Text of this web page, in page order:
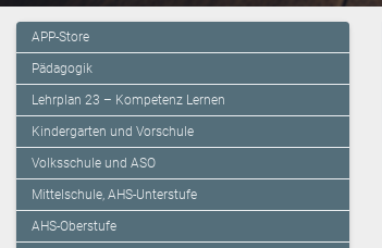
APP-Store
Pädagogik
Lehrplan 23 – Kompetenz Lernen
Kindergarten und Vorschule
Volksschule und ASO
Mittelschule, AHS-Unterstufe
AHS-Oberstufe